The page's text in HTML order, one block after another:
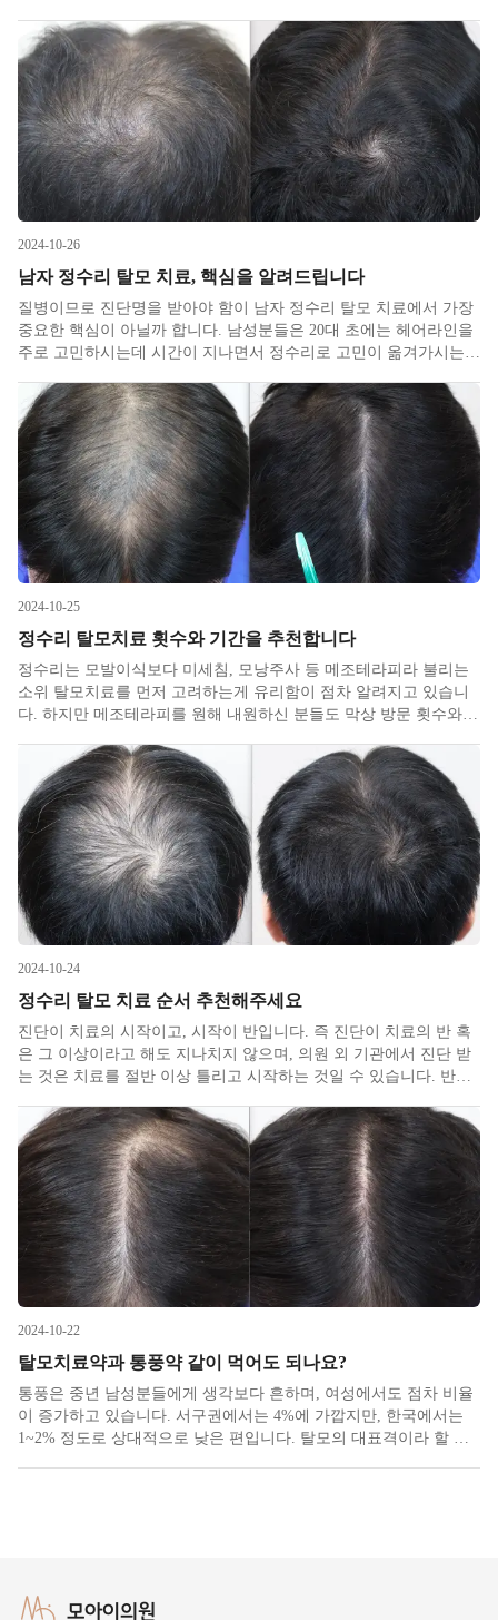
것 같습니다. 주로 문진표와 촬영을 통해 이루어지는데, 저희
2024-10-26
남자 정수리 탈모 치료, 핵심을 알려드립니다
질병이므로 진단명을 받아야 함이 남자 정수리 탈모 치료에서 가장
중요한 핵심이 아닐까 합니다. 남성분들은 20대 초에는 헤어라인을
주로 고민하시는데 시간이 지나면서 정수리로 고민이 옮겨가시는
경우가 많은데, 노인성 탈모는 60대부터라고 봐야 하며, 사실은 나
이 들
2024-10-25
정수리 탈모치료 횟수와 기간을 추천합니다
정수리는 모발이식보다 미세침, 모낭주사 등 메조테라피라 불리는
소위 탈모치료를 먼저 고려하는게 유리함이 점차 알려지고 있습니
다. 하지만 메조테라피를 원해 내원하신 분들도 막상 방문 횟수와
저희 병원 케이스를 통해 정수리 탈모치료시 추천 횟수와 기간에 대
해 설명드
2024-10-24
정수리 탈모 치료 순서 추천해주세요
진단이 치료의 시작이고, 시작이 반입니다. 즉 진단이 치료의 반 혹
은 그 이상이라고 해도 지나치지 않으며, 의원 외 기관에서 진단 받
는 것은 치료를 절반 이상 틀리고 시작하는 것일 수 있습니다. 반드
관에서 하듯 형태로 탈모를 진단하는 것은 진단명이 치료를 결정한
다는
2024-10-22
탈모치료약과 통풍약 같이 먹어도 되나요?
통풍은 중년 남성분들에게 생각보다 흔하며, 여성에서도 점차 비율
이 증가하고 있습니다. 서구권에서는 4%에 가깝지만, 한국에서는
1~2% 정도로 상대적으로 낮은 편입니다. 탈모의 대표격이라 할 수
모아이의원